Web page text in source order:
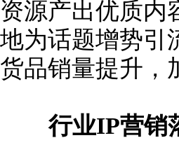
资源产出优质内
地为话题增势引
货品销量提升，
行业IP营销